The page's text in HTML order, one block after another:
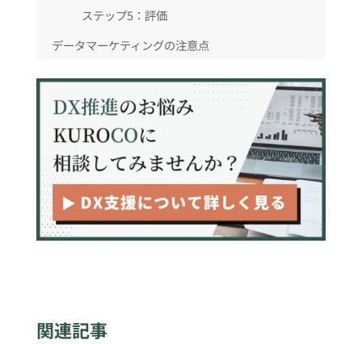
ステップ5：評価
データマーケティングの注意点
例
事例1：在庫最適化によるリスク軽減
事例2：購買履歴にもとづくレコメンデーシ
ョン
事例3：サブスクサービスの離脱回避
まとめ
関連記事